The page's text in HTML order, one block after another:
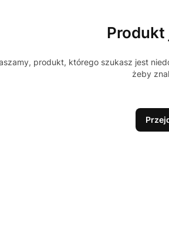
produkt, którego szukasz jest
żeby